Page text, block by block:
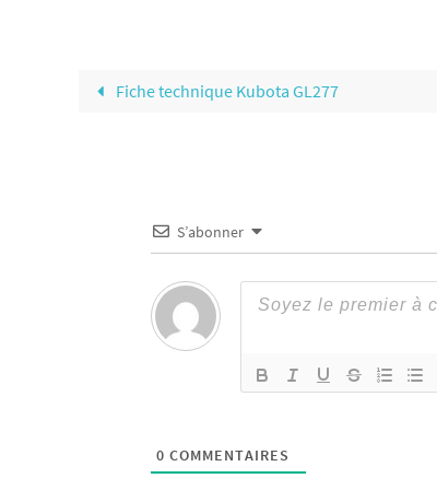
Fiche technique Kubota GL277
S’abonner
0 COMMENTAIRES